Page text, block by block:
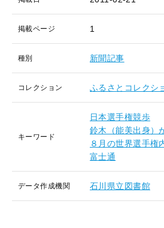
掲載ページ 1
種別 新聞記事
コレクション ふるさとコレクシ
キーワード
日本選手権競歩
鈴木（能美出身）
８月の世界選手権
富士通
データ作成機関 石川県立図書館